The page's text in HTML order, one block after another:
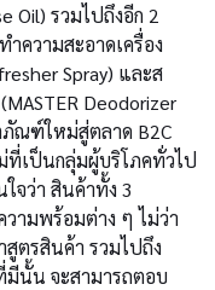
Oil) รวมไปถึงอีก 2
ทำความสะอาดเครื่อง
Spray) และส
Deodorizer
ภัณฑ์ใหม่สู่ตลาด B2C
ที่เป็นกลุ่มผู้บริโภคทั่วไป
จว่า สินค้าทั้ง 3
ามพร้อมต่าง ๆ ไม่ว่า
ตรสินค้า รวมไปถึง
นั้น จะสามารถตอบ